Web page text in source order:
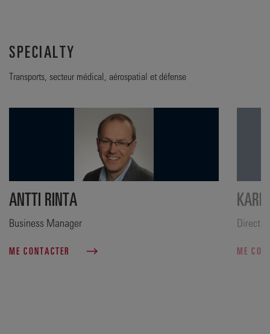
SPECIALTY
Transports, secteur médical, aérospatial et défense
ANTTI RINTA
Business Manager
ME CONTACTER
KARI
ME